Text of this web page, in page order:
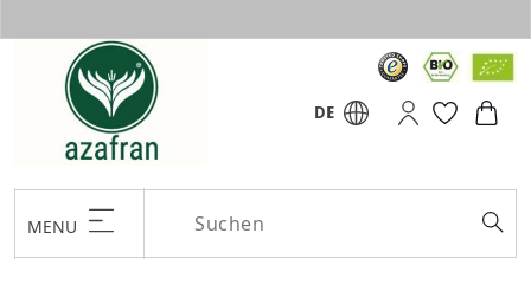
DE
MENU